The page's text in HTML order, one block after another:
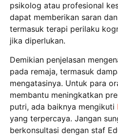
psikolog atau profesional
dapat memberikan saran
termasuk terapi perilaku
jika diperlukan.
Demikian penjelasan
pada remaja, termasuk
mengatasinya. Untuk para
membantu meningkatkan
putri, ada baiknya mengikuti
yang terpercaya. Jangan
berkonsultasi dengan staf